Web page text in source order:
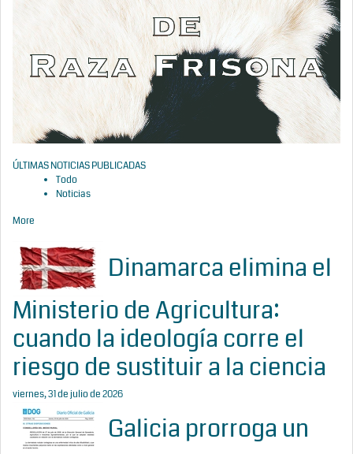
ÚLTIMAS NOTICIAS PUBLICADAS
Todo
Noticias
More
Dinamarca elimina el
Ministerio de Agricultura:
cuando la ideología corre el
riesgo de sustituir a la ciencia
viernes, 31 de julio de 2026
Galicia prorroga un